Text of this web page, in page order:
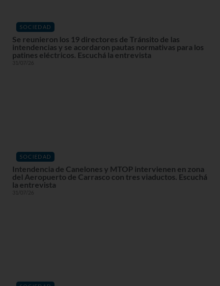
SOCIEDAD
Se reunieron los 19 directores de Tránsito de las
intendencias y se acordaron pautas normativas para los
patines eléctricos. Escuchá la entrevista
31/07/26
SOCIEDAD
Intendencia de Canelones y MTOP intervienen en zona
del Aeropuerto de Carrasco con tres viaductos. Escuchá
la entrevista
31/07/26